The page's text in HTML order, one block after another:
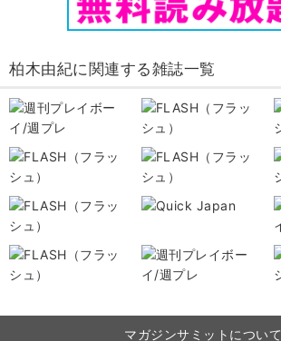
柏木由紀に関連する雑誌一覧
マガジンサミットについて